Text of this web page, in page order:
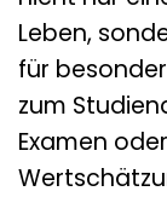
Leben,
für
zum
Examen